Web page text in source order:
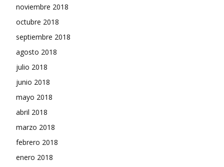
noviembre 2018
octubre 2018
septiembre 2018
agosto 2018
julio 2018
junio 2018
mayo 2018
abril 2018
marzo 2018
febrero 2018
enero 2018